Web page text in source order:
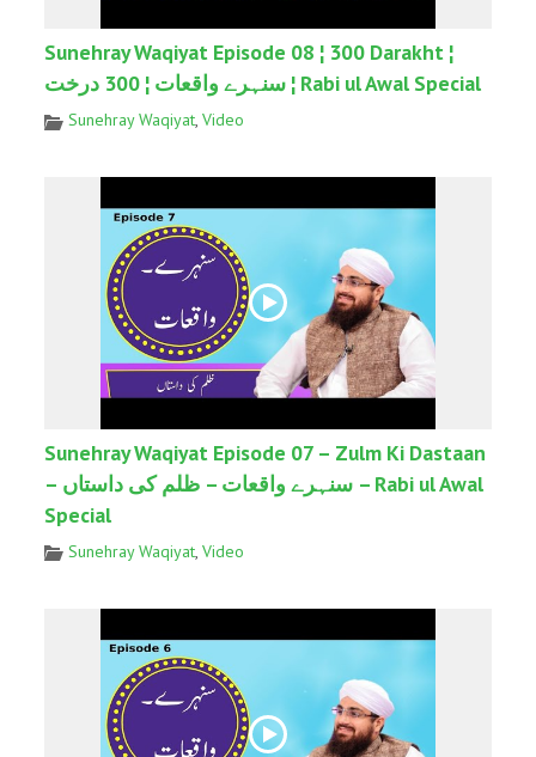
Sunehray Waqiyat Episode 08 ¦ 300 Darakht ¦
سنہرے واقعات ¦ 300 درخت ¦ Rabi ul Awal Special
Sunehray Waqiyat, Video
Sunehray Waqiyat Episode 07 – Zulm Ki Dastaan
– سنہرے واقعات – ظلم کی داستاں – Rabi ul Awal
Special
Sunehray Waqiyat, Video